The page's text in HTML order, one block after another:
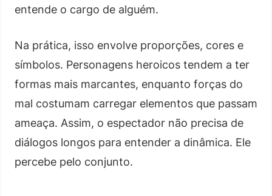
entende o cargo de alguém.
Na prática, isso envolve proporções, cores e
símbolos. Personagens heroicos tendem a ter
formas mais marcantes, enquanto forças do
mal costumam carregar elementos que passam
ameaça. Assim, o espectador não precisa de
diálogos longos para entender a dinâmica. Ele
percebe pelo conjunto.